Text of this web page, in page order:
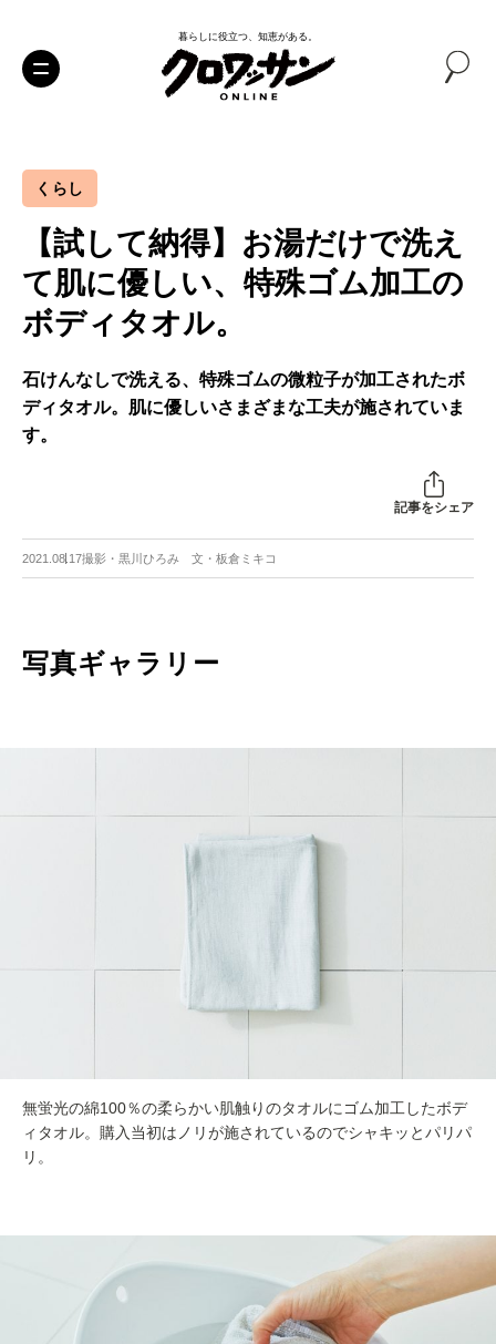
暮らしに役立つ、知恵がある。
くらし
【試して納得】お湯だけで洗え
て肌に優しい、特殊ゴム加工の
ボディタオル。
石けんなしで洗える、特殊ゴムの微粒子が加工されたボ
ディタオル。肌に優しいさまざまな工夫が施されていま
す。
記事をシェア
2021.08.17撮影・黒川ひろみ 文・板倉ミキコ
写真ギャラリー
無蛍光の綿100％の柔らかい肌触りのタオルにゴム加工したボデ
ィタオル。購入当初はノリが施されているのでシャキッとパリパ
リ。